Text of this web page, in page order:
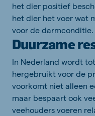
het dier positief
het dier het voer wat
voor de darmconditie.
Duurzame
In Nederland wordt
hergebruikt voor de
voorkomt niet alleen
maar bespaart ook
veehouders voeren